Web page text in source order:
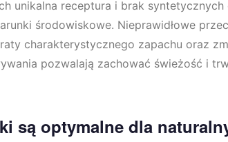
unikalna receptura i brak
środowiskowe. Nieprawidłowe
charakterystycznego zapachu oraz
pozwalają zachować świeżość i
są optymalne dla